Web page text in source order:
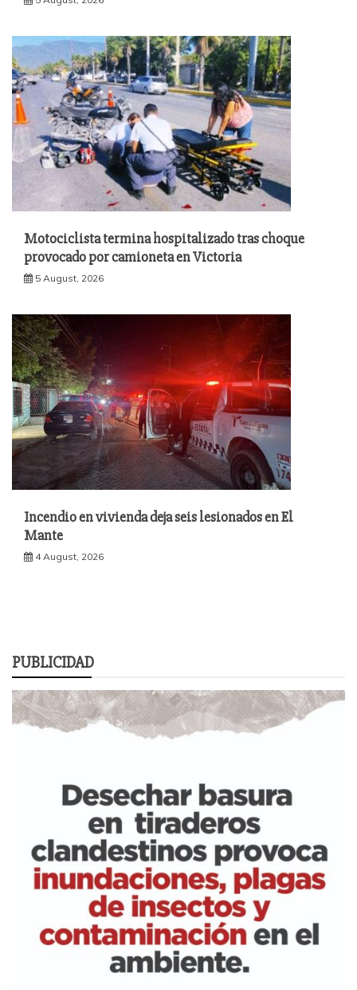
Motociclista termina hospitalizado tras choque
provocado por camioneta en Victoria
5 August, 2026
Incendio en vivienda deja seis lesionados en El
Mante
4 August, 2026
PUBLICIDAD